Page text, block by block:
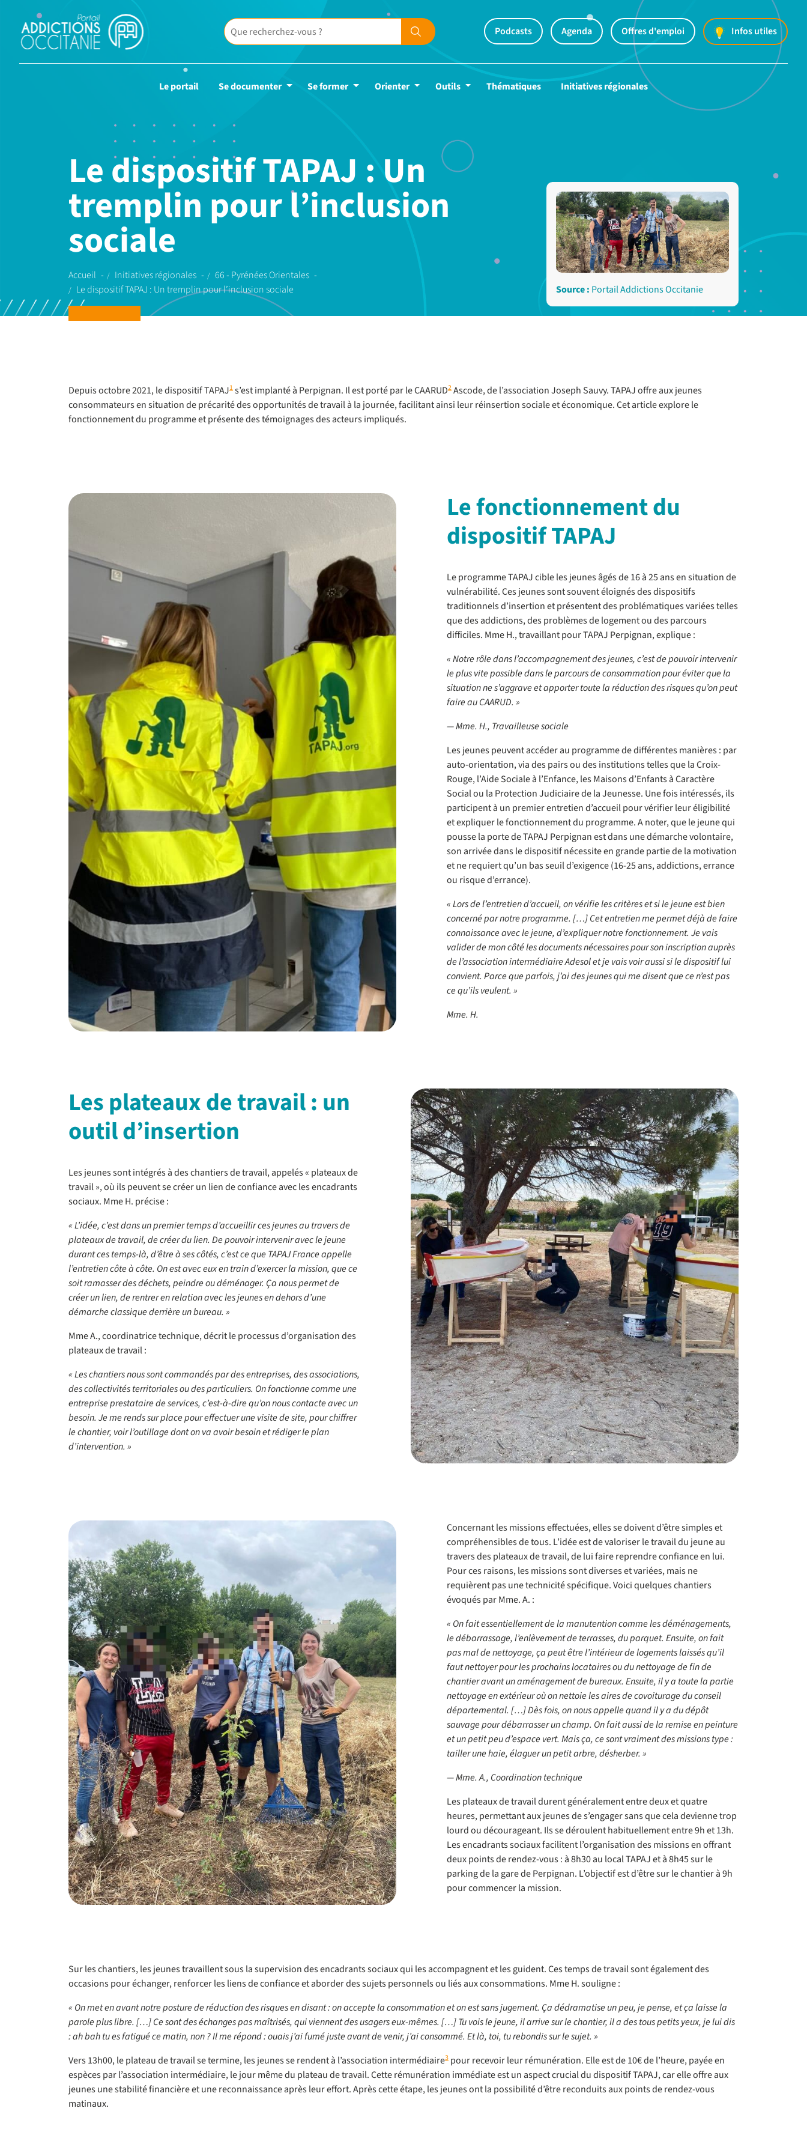
Podcasts Agenda Offres d'emploi Infos utiles
Le portail Se documenter Se former Orienter Outils Thématiques Initiatives régionales
Le dispositif TAPAJ : Un
tremplin pour l’inclusion
sociale
Accueil Initiatives régionales
66 - Pyrénées Orientales
Le dispositif TAPAJ : Un tremplin pour l’inclusion sociale
Source : Portail Addictions Occitanie
Depuis octobre 2021, le dispositif TAPAJ1s’est implanté à Perpignan. Il est porté par le CAARUD2Ascode, de l’association Joseph Sauvy. TAPAJ offre aux jeunes
consommateurs en situation de précarité des opportunités de travail à la journée, facilitant ainsi leur réinsertion sociale et économique. Cet article explore le
fonctionnement du programme et présente des témoignages des acteurs impliqués.
Le fonctionnement du
dispositif TAPAJ
Le programme TAPAJ cible les jeunes âgés de 16 à 25 ans en situation de
vulnérabilité. Ces jeunes sont souvent éloignés des dispositifs
traditionnels d’insertion et présentent des problématiques variées telles
que des addictions, des problèmes de logement ou des parcours
difficiles. Mme H., travaillant pour TAPAJ Perpignan, explique :
« Notre rôle dans l’accompagnement des jeunes, c’est de pouvoir intervenir
le plus vite possible dans le parcours de consommation pour éviter que la
situation ne s’aggrave et apporter toute la réduction des risques qu’on peut
faire au CAARUD. »
— Mme. H., Travailleuse sociale
Les jeunes peuvent accéder au programme de différentes manières : par
auto-orientation, via des pairs ou des institutions telles que la Croix-
Rouge, l’Aide Sociale à l’Enfance, les Maisons d’Enfants à Caractère
Social ou la Protection Judiciaire de la Jeunesse. Une fois intéressés, ils
participent à un premier entretien d’accueil pour vérifier leur éligibilité
et expliquer le fonctionnement du programme. A noter, que le jeune qui
pousse la porte de TAPAJ Perpignan est dans une démarche volontaire,
son arrivée dans le dispositif nécessite en grande partie de la motivation
et ne requiert qu’un bas seuil d’exigence (16-25 ans, addictions, errance
ou risque d’errance).
« Lors de l’entretien d’accueil, on vérifie les critères et si le jeune est bien
concerné par notre programme. […] Cet entretien me permet déjà de faire
connaissance avec le jeune, d’expliquer notre fonctionnement. Je vais
valider de mon côté les documents nécessaires pour son inscription auprès
de l’association intermédiaire Adesol et je vais voir aussi si le dispositif lui
convient. Parce que parfois, j’ai des jeunes qui me disent que ce n’est pas
ce qu’ils veulent. »
Mme. H.
Les plateaux de travail : un
outil d’insertion
Les jeunes sont intégrés à des chantiers de travail, appelés « plateaux de
travail », où ils peuvent se créer un lien de confiance avec les encadrants
sociaux. Mme H. précise :
« L’idée, c’est dans un premier temps d’accueillir ces jeunes au travers de
plateaux de travail, de créer du lien. De pouvoir intervenir avec le jeune
durant ces temps-là, d’être à ses côtés, c’est ce que TAPAJ France appelle
l’entretien côte à côte. On est avec eux en train d’exercer la mission, que ce
soit ramasser des déchets, peindre ou déménager. Ça nous permet de
créer un lien, de rentrer en relation avec les jeunes en dehors d’une
démarche classique derrière un bureau. »
Mme A., coordinatrice technique, décrit le processus d’organisation des
plateaux de travail :
« Les chantiers nous sont commandés par des entreprises, des associations,
des collectivités territoriales ou des particuliers. On fonctionne comme une
entreprise prestataire de services, c’est-à-dire qu’on nous contacte avec un
besoin. Je me rends sur place pour effectuer une visite de site, pour chiffrer
le chantier, voir l’outillage dont on va avoir besoin et rédiger le plan
d’intervention. »
Concernant les missions effectuées, elles se doivent d’être simples et
compréhensibles de tous. L’idée est de valoriser le travail du jeune au
travers des plateaux de travail, de lui faire reprendre confiance en lui.
Pour ces raisons, les missions sont diverses et variées, mais ne
requièrent pas une technicité spécifique. Voici quelques chantiers
évoqués par Mme. A. :
« On fait essentiellement de la manutention comme les déménagements,
le débarrassage, l’enlèvement de terrasses, du parquet. Ensuite, on fait
pas mal de nettoyage, ça peut être l’intérieur de logements laissés qu’il
faut nettoyer pour les prochains locataires ou du nettoyage de fin de
chantier avant un aménagement debureaux. Ensuite, il y a toute la partie
nettoyage en extérieur où on nettoie les aires de covoiturage du conseil
départemental. […] Dès fois, on nous appelle quand il y a du dépôt
sauvage pour débarrasser un champ. On fait aussi de la remise en peinture
et un petit peu d’espace vert. Mais ça, ce sont vraiment des missions type :
tailler une haie, élaguer un petit arbre, désherber. »
— Mme. A., Coordination technique
Les plateaux de travail durent généralement entre deux et quatre
heures, permettant aux jeunes de s’engager sans que cela devienne trop
lourd ou décourageant. Ils se déroulent habituellement entre 9h et 13h.
Les encadrants sociaux facilitent l’organisation des missions en offrant
deux points de rendez-vous : à 8h30 au local TAPAJ et à 8h45 sur le
parking de la gare de Perpignan. L’objectif est d’être sur le chantier à 9h
pour commencer la mission.
Sur les chantiers, les jeunes travaillent sous la supervision des encadrants sociaux qui les accompagnent et les guident. Ces temps de travail sont également des
occasions pour échanger, renforcer les liens de confiance et aborder des sujets personnels ou liés aux consommations. Mme H. souligne :
« On met en avant notre posture de réduction des risques en disant : on accepte la consommation et on est sans jugement. Ça dédramatise un peu, je pense, et ça laisse la
parole plus libre. […] Ce sont des échanges pas maîtrisés, qui viennent des usagers eux-mêmes. […] Tu vois le jeune, il arrive sur le chantier, il a des tous petits yeux, je lui dis
: ah bah tu es fatigué ce matin, non ? Il me répond : ouais j’ai fumé juste avant de venir, j’ai consommé. Et là, toi, tu rebondis sur le sujet. »
Vers 13h00, le plateau de travail se termine, les jeunes se rendent à l’association intermédiaire3 pour recevoir leur rémunération. Elle est de 10€ de l’heure, payée en
espèces par l’association intermédiaire, le jour même du plateau de travail. Cette rémunération immédiate est un aspect crucial du dispositif TAPAJ, car elle offre aux
jeunes une stabilité financière et une reconnaissance après leur effort. Après cette étape, les jeunes ont la possibilité d’être reconduits aux points de rendez-vous
matinaux.